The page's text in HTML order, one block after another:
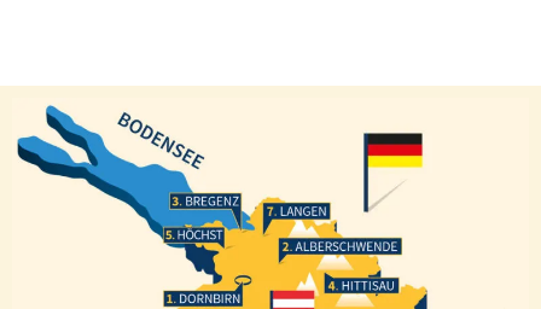
Dornbirn
Bregenz
Langen
Alberschwende
Höchst